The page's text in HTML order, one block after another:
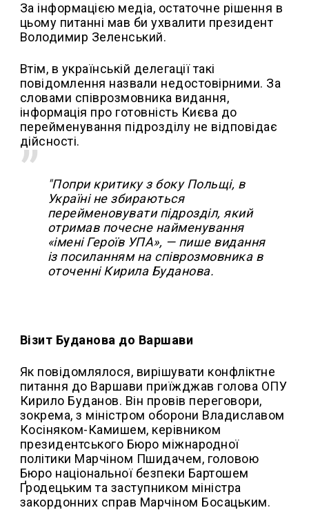
За інформацією медіа, остаточне рішення в
цьому питанні мав би ухвалити президент
Володимир Зеленський.
Втім, в українській делегації такі
повідомлення назвали недостовірними. За
словами співрозмовника видання,
інформація про готовність Києва до
перейменування підрозділу не відповідає
дійсності.
"Попри критику з боку Польщі, в
Україні не збираються
перейменовувати підрозділ, який
отримав почесне найменування
«імені Героїв УПА», — пише видання
із посиланням на співрозмовника в
оточенні Кирила Буданова.
Візит Буданова до Варшави
Як повідомлялося, вирішувати конфліктне
питання до Варшави приїжджав голова ОПУ
Кирило Буданов. Він провів переговори,
зокрема, з міністром оборони Владиславом
Косіняком-Камишем, керівником
президентського Бюро міжнародної
політики Марчіном Пшидачем, головою
Бюро національної безпеки Бартошем
Ґродецьким та заступником міністра
закордонних справ Марчіном Босацьким.